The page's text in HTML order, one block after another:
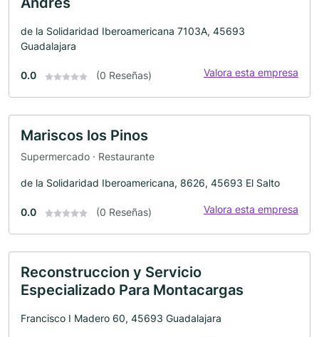
de la Solidaridad Iberoamericana 7103A, 45693
Guadalajara
0.0 (0 Reseñas) Valora esta empresa
Mariscos los Pinos
Supermercado · Restaurante
de la Solidaridad Iberoamericana, 8626, 45693 El Salto
0.0 (0 Reseñas) Valora esta empresa
Reconstruccion y Servicio
Especializado Para Montacargas
Francisco I Madero 60, 45693 Guadalajara